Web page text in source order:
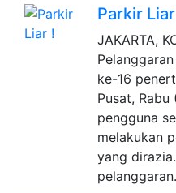
Parkir
JAKARTA,
ke-16
Pusat,
pengguna
melakukan
yang